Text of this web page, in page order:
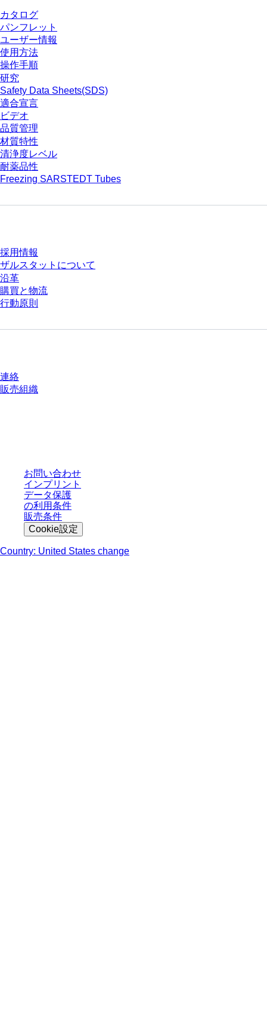
カタログ
パンフレット
ユーザー情報
使用方法
操作手順
研究
Safety Data Sheets(SDS)
適合宣言
ビデオ
品質管理
材質特性
清浄度レベル
耐薬品性
Freezing SARSTEDT Tubes
採用情報
ザルスタットについて
沿革
購買と物流
行動原則
連絡
販売組織
お問い合わせ
インプリント
データ保護
の利用条件
販売条件
Cookie設定
Country: United States change